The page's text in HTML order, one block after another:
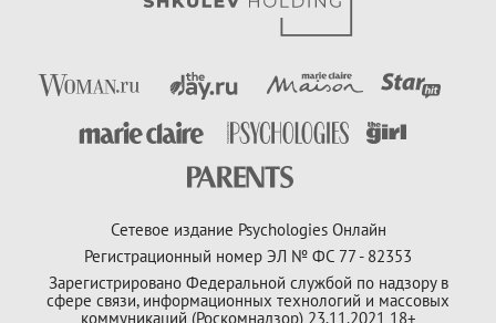
Сетевое издание Psychologies Онлайн
Регистрационный номер ЭЛ № ФС 77 - 82353
Зарегистрировано Федеральной службой по надзору в
сфере связи, информационных технологий и массовых
коммуникаций (Роскомнадзор) 23.11.2021 18+